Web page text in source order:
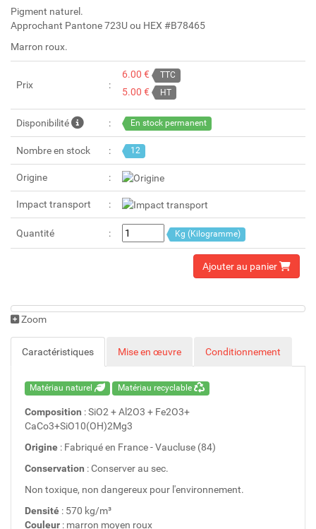
Pigment naturel.
Approchant Pantone 723U ou HEX #B78465
Marron roux.
Prix
6.00 € TTC
5.00 € HT
Disponibilité En stock permanent
Nombre en stock 12
Origine
Impact transport
Quantité Kg (Kilogramme)
Ajouter au panier
Zoom
Caractéristiques Mise en œuvre Conditionnement
Matériau naturel Matériau recyclable
Composition : SiO2 + Al2O3 + Fe2O3+
CaCo3+SiO10(OH)2Mg3
Origine : Fabriqué en France - Vaucluse (84)
Conservation : Conserver au sec.
Non toxique, non dangereux pour l'environnement.
Densité : 570 kg/m³
Couleur : marron moyen roux